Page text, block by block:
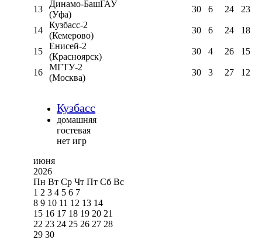
13
Динамо-БашГАУ
(Уфа)
30 6 24 23
14
Кузбасс-2
(Кемерово)
30 6 24 18
15
Енисей-2
(Красноярск)
30 4 26 15
16
МГТУ-2
(Москва)
30 3 27 12
Кузбасс
домашняя
гостевая
нет игр
июня
2026
Пн Вт Ср Чт Пт Сб Вс
1 2 3 4 5 6 7
8 9 10 11 12 13 14
15 16 17 18 19 20 21
22 23 24 25 26 27 28
29 30